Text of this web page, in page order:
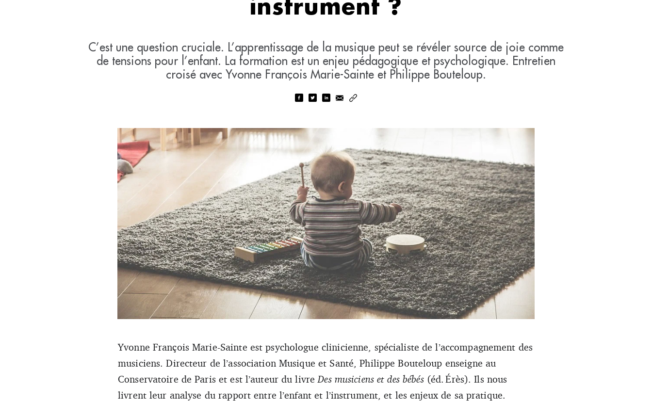
instrument ?
C’est une question cruciale. L’apprentissage de la musique peut se révéler source de joie comme
de tensions pour l’enfant. La formation est un enjeu pédagogique et psychologique. Entretien
croisé avec Yvonne François Marie-Sainte et Philippe Bouteloup.
Marie-Sainte (DR)
Yvonne François Marie-Sainte est psychologue clinicienne, spécialiste de l’accompagnement des
musiciens. Directeur de l’association Musique et Santé, Philippe Bouteloup enseigne au
Conservatoire de Paris et est l’auteur du livreDes musiciens et des bébés(éd. Érès). Ils nous
livrent leur analyse du rapport entre l’enfant et l’instrument, et les enjeux de sa pratique.